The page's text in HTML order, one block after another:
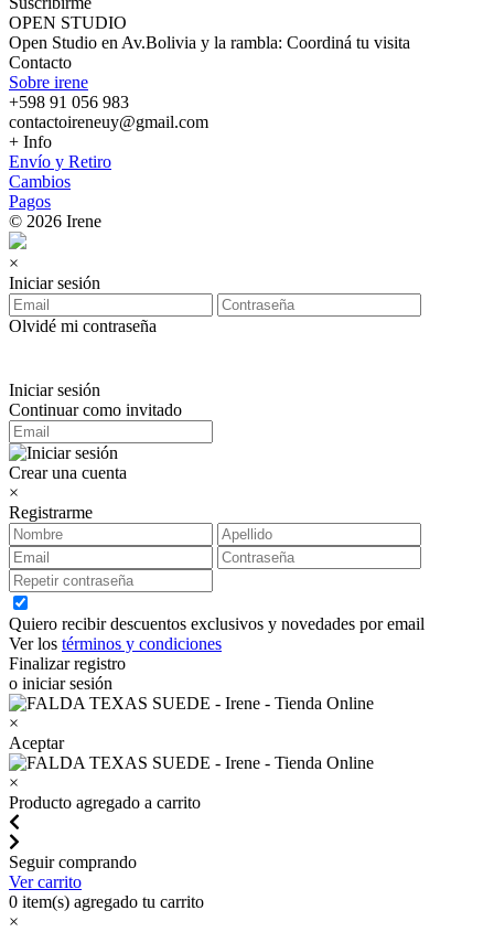
OPEN STUDIO
Open Studio en Av.Bolivia y la rambla: Coordiná tu visita
Contacto
Sobre irene
+598 91 056 983
contactoireneuy@gmail.com
+ Info
Envío y Retiro
Cambios
Pagos
© 2026 Irene
×
Iniciar sesión
Olvidé mi contraseña
Iniciar sesión
Continuar como invitado
Crear una cuenta
×
Registrarme
Quiero recibir descuentos exclusivos y novedades por email
Ver los términos y condiciones
Finalizar registro
o iniciar sesión
×
Aceptar
×
Producto agregado a carrito
Seguir comprando
Ver carrito
0 item(s) agregado tu carrito
×